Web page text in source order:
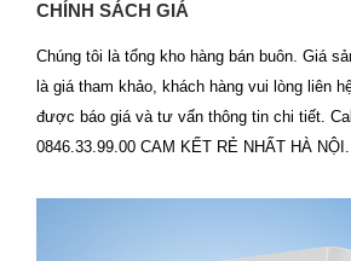
CHÍNH SÁCH GIÁ
Chúng tôi là tổng kho hàng bán buôn. Giá
là giá tham khảo, khách hàng vui lòng liên
được báo giá và tư vấn thông tin chi tiết.
0846.33.99.00 CAM KẾT RẺ NHẤT HÀ NỘI.